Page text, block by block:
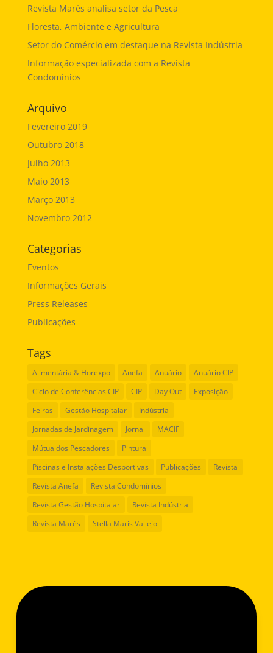
Revista Marés analisa setor da Pesca
Floresta, Ambiente e Agricultura
Setor do Comércio em destaque na Revista Indústria
Informação especializada com a Revista
Condomínios
Arquivo
Fevereiro 2019
Outubro 2018
Julho 2013
Maio 2013
Março 2013
Novembro 2012
Categorias
Eventos
Informações Gerais
Press Releases
Publicações
Tags
Alimentária & Horexpo Anefa Anuário
Anuário CIP
Ciclo de Conferências CIP
CIP Day Out
Exposição
Feiras
Gestão Hospitalar
Indústria
Jornadas de Jardinagem
Jornal
MACIF
Mútua dos Pescadores
Pintura
Piscinas e Instalações Desportivas
Publicações
Revista
Revista Anefa
Revista Condomínios
Revista Gestão Hospitalar
Revista Indústria
Revista Marés
Stella Maris Vallejo